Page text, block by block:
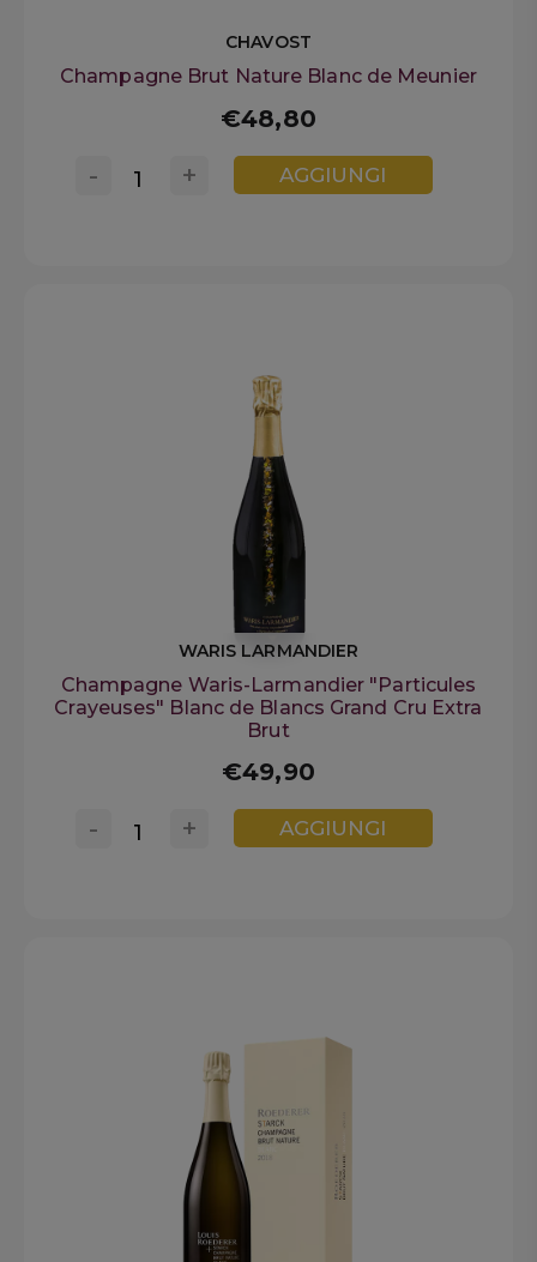
CHAVOST
Champagne Brut Nature Blanc de Meunier
€48,80
+
- AGGIUNGI
WARIS LARMANDIER
Champagne Waris-Larmandier "Particules
Crayeuses" Blanc de Blancs Grand Cru Extra
Brut
€49,90
+
- AGGIUNGI